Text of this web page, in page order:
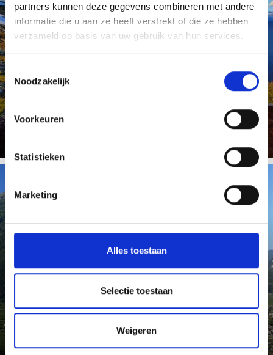
partners kunnen deze gegevens combineren met andere
informatie die u aan ze heeft verstrekt of die ze hebben
verzameld op basis van uw gebruik van hun services.
Toestemmingsselectie
Noodzakelijk
Voorkeuren
Statistieken
Marketing
Alles toestaan
Selectie toestaan
Weigeren
WEBCAM
bent u niet alleen altijd op de hoogte van het weer ter
plekke, ...
Op deze pagina vindt u de video's van de
bij ons al thuis ...
Meer weten